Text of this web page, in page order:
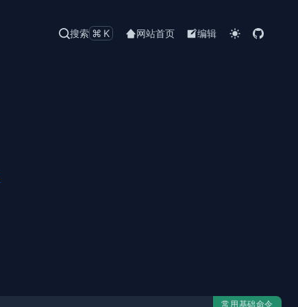
搜索 ⌘K 网站首页 编辑
常用基础命令